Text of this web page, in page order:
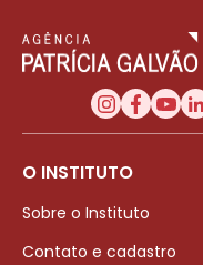
O INSTITUTO
Sobre o Instituto
Contato e cadastro